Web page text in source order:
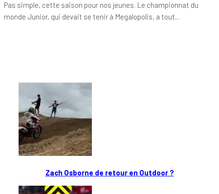
Pas simple, cette saison pour nos jeunes. Le championnat du
monde Junior, qui devait se tenir à Megalopolis, a tout...
Zach Osborne de retour en Outdoor ?